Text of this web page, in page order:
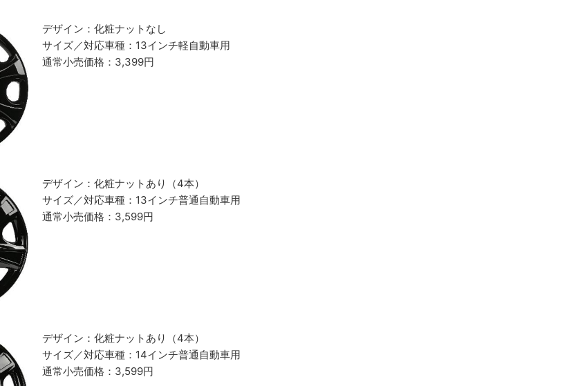
デザイン：化粧ナットなし
サイズ／対応車種：13インチ軽自動車用
通常小売価格：3,399円
デザイン：化粧ナットあり（4本）
サイズ／対応車種：13インチ普通自動車用
通常小売価格：3,599円
デザイン：化粧ナットあり（4本）
サイズ／対応車種：14インチ普通自動車用
通常小売価格：3,599円